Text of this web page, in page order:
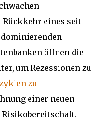
eines seit
öffnen die
um Rezessionen zu
zu
einer neuen
Risikobereitschaft.